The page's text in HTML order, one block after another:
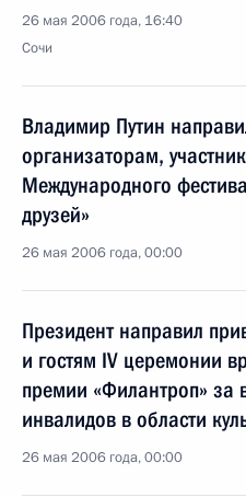
26 мая 2006 года, 16:40
Сочи
Владимир Путин
организаторам,
Международного
друзей»
26 мая 2006 года, 00:00
Президент направил
и гостям IV церемонии
премии «Филантроп» за
инвалидов в области
26 мая 2006 года, 00:00